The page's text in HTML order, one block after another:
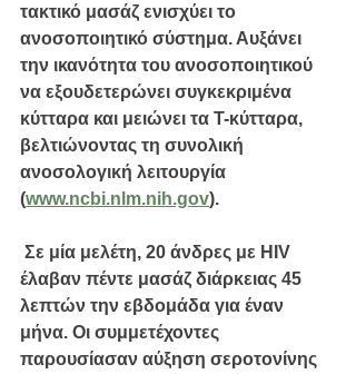
τακτικό μασάζ ενισχύει το
ανοσοποιητικό σύστημα. Αυξάνει
την ικανότητα του ανοσοποιητικού
να εξουδετερώνει συγκεκριμένα
κύτταρα και μειώνει τα Τ-κύτταρα,
βελτιώνοντας τη συνολική
ανοσολογική λειτουργία
(www.ncbi.nlm.nih.gov).
έλαβαν πέντε μασάζ διάρκειας 45
λεπτών την εβδομάδα για έναν
μήνα. Οι συμμετέχοντες
παρουσίασαν αύξηση σεροτονίνης